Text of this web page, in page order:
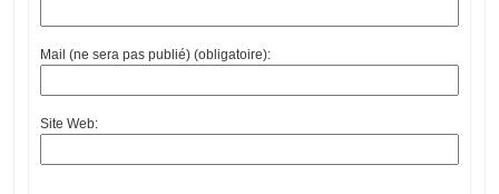
Mail (ne sera pas publié) (obligatoire):
Site Web: